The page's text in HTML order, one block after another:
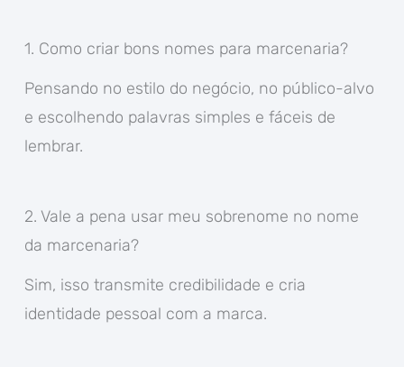
1. Como criar bons nomes para marcenaria?
Pensando no estilo do negócio, no público-alvo
e escolhendo palavras simples e fáceis de
lembrar.
2. Vale a pena usar meu sobrenome no nome
da marcenaria?
Sim, isso transmite credibilidade e cria
identidade pessoal com a marca.